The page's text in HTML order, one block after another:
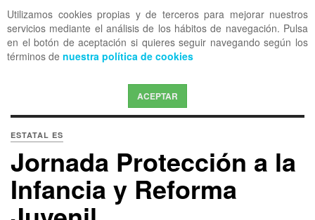
Utilizamos cookies propias y de terceros para mejorar nuestros
servicios mediante el análisis de los hábitos de navegación. Pulsa
en el botón de aceptación si quieres seguir navegando según los
términos de nuestra política de cookies
ACEPTAR
OFF CANVAS
ESTATAL ES
Jornada Protección a la
Infancia y Reforma